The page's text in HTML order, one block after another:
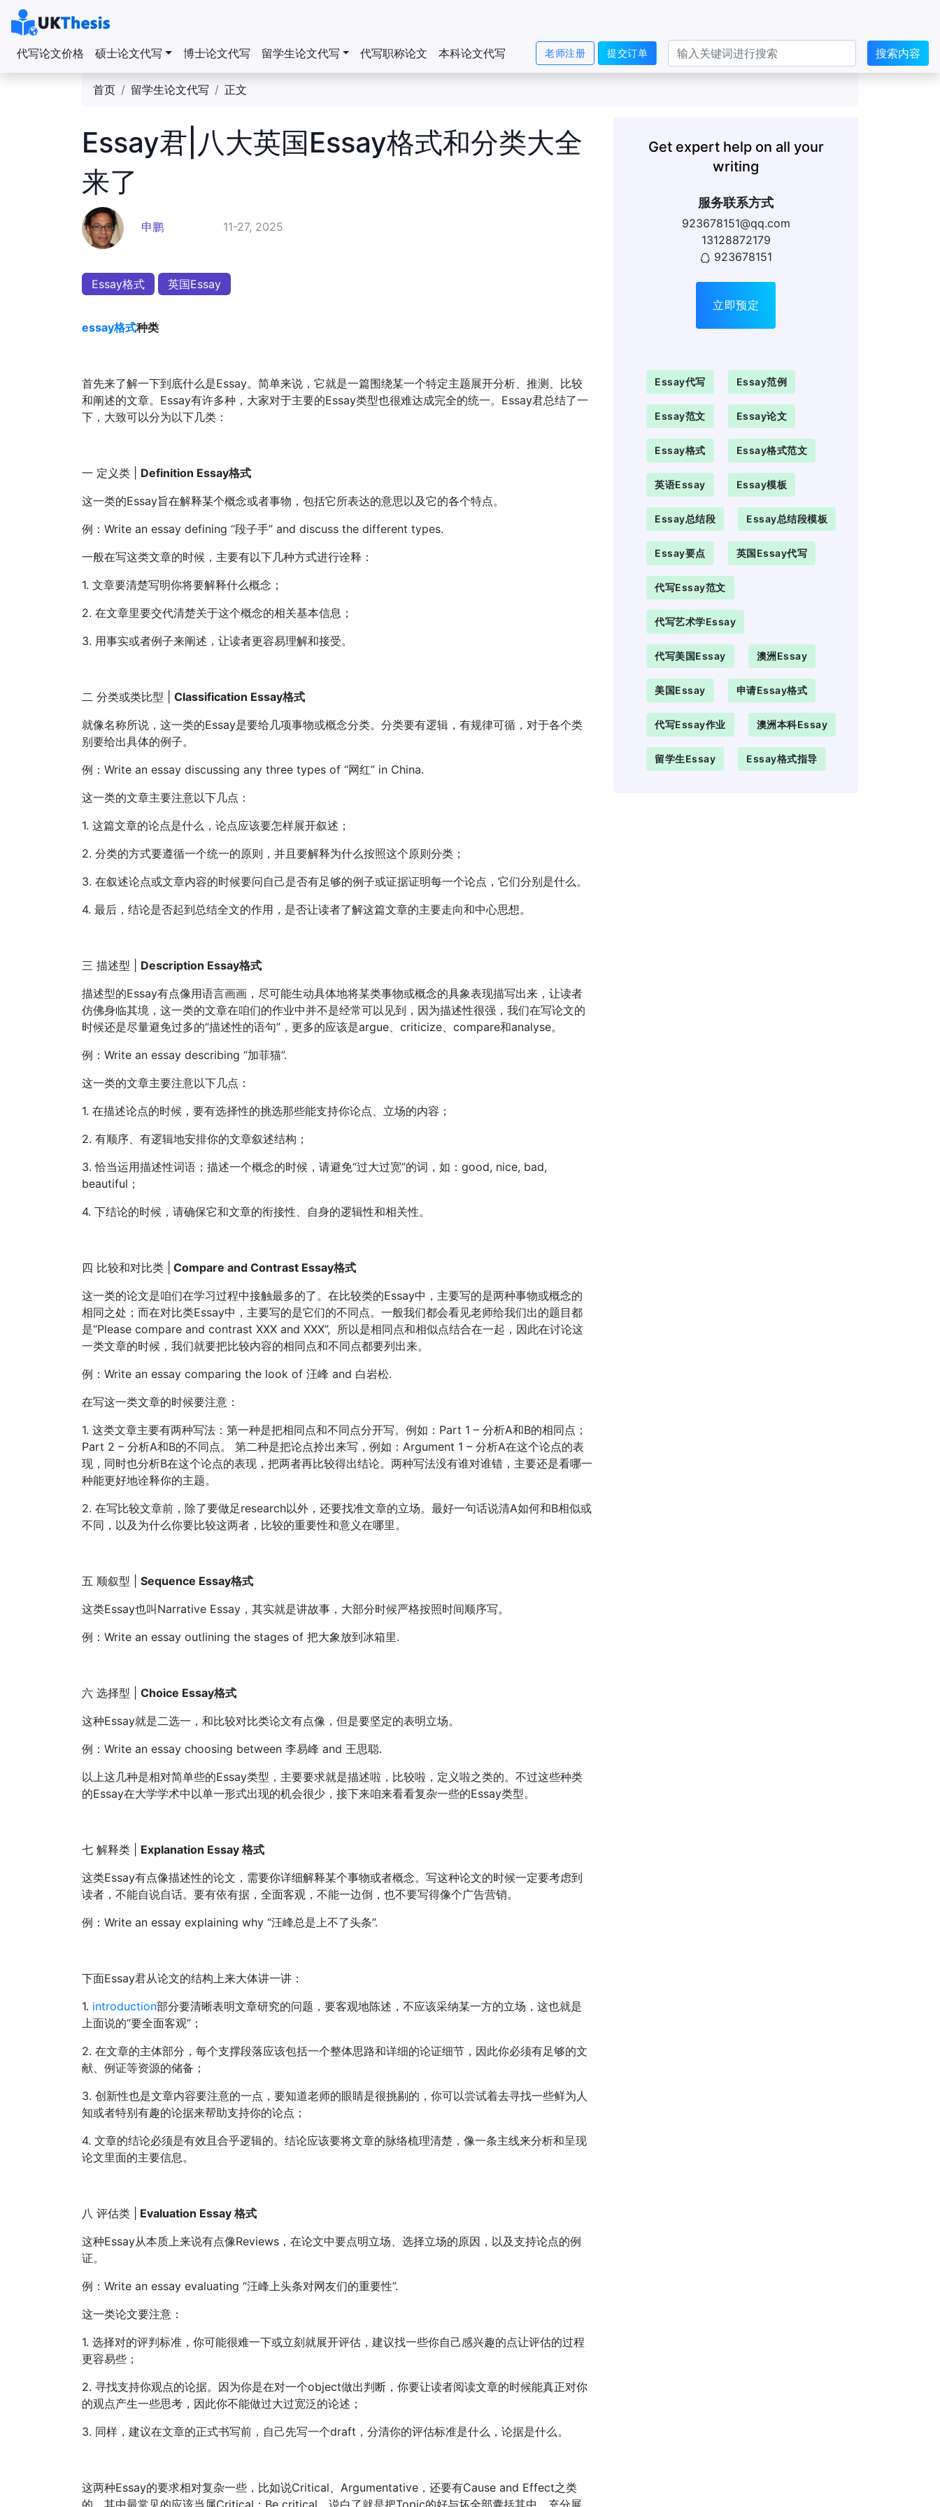
代写论文价格 硕士论文代写 博士论文代写 留学生论文代写 代写职称论文 本科论文代写 搜索内容
老师注册 提交订单
首页 留学生论文代写 正文
Essay君|八大英国Essay格式和分类大全
来了
申鹏 11-27, 2025
Essay格式 英国Essay
essay格式种类
首先来了解一下到底什么是Essay。简单来说，它就是一篇围绕某一个特定主题展开分析、推测、比较
和阐述的文章。Essay有许多种，大家对于主要的Essay类型也很难达成完全的统一。Essay君总结了一
下，大致可以分为以下几类：
一 定义类 | Definition Essay格式
这一类的Essay旨在解释某个概念或者事物，包括它所表达的意思以及它的各个特点。
例：Write an essay defining “段子手” and discuss the different types.
一般在写这类文章的时候，主要有以下几种方式进行诠释：
1. 文章要清楚写明你将要解释什么概念；
2. 在文章里要交代清楚关于这个概念的相关基本信息；
3. 用事实或者例子来阐述，让读者更容易理解和接受。
二 分类或类比型 | Classification Essay格式
就像名称所说，这一类的Essay是要给几项事物或概念分类。分类要有逻辑，有规律可循，对于各个类
别要给出具体的例子。
例：Write an essay discussing any three types of “网红” in China.
这一类的文章主要注意以下几点：
1. 这篇文章的论点是什么，论点应该要怎样展开叙述；
2. 分类的方式要遵循一个统一的原则，并且要解释为什么按照这个原则分类；
3. 在叙述论点或文章内容的时候要问自己是否有足够的例子或证据证明每一个论点，它们分别是什么。
4. 最后，结论是否起到总结全文的作用，是否让读者了解这篇文章的主要走向和中心思想。
三 描述型 | Description Essay格式
描述型的Essay有点像用语言画画，尽可能生动具体地将某类事物或概念的具象表现描写出来，让读者
仿佛身临其境，这一类的文章在咱们的作业中并不是经常可以见到，因为描述性很强，我们在写论文的
时候还是尽量避免过多的“描述性的语句”，更多的应该是argue、criticize、compare和analyse。
例：Write an essay describing “加菲猫”.
这一类的文章主要注意以下几点：
1. 在描述论点的时候，要有选择性的挑选那些能支持你论点、立场的内容；
2. 有顺序、有逻辑地安排你的文章叙述结构；
3. 恰当运用描述性词语；描述一个概念的时候，请避免“过大过宽”的词，如：good, nice, bad,
beautiful；
4. 下结论的时候，请确保它和文章的衔接性、自身的逻辑性和相关性。
四 比较和对比类 |
Compare and Contrast Essay格式
这一类的论文是咱们在学习过程中接触最多的了。在比较类的Essay中，主要写的是两种事物或概念的
相同之处；而在对比类Essay中，主要写的是它们的不同点。一般我们都会看见老师给我们出的题目都
是“Please compare and contrast XXX and XXX”, 所以是相同点和相似点结合在一起，因此在讨论这
一类文章的时候，我们就要把比较内容的相同点和不同点都要列出来。
例：Write an essay comparing the look of 汪峰 and 白岩松.
在写这一类文章的时候要注意：
1. 这类文章主要有两种写法：第一种是把相同点和不同点分开写。例如：Part 1 – 分析A和B的相同点；
Part 2 – 分析A和B的不同点。 第二种是把论点拎出来写，例如：Argument 1 – 分析A在这个论点的表
现，同时也分析B在这个论点的表现，把两者再比较得出结论。两种写法没有谁对谁错，主要还是看哪一
种能更好地诠释你的主题。
2. 在写比较文章前，除了要做足research以外，还要找准文章的立场。最好一句话说清A如何和B相似或
不同，以及为什么你要比较这两者，比较的重要性和意义在哪里。
五 顺叙型 | Sequence Essay格式
这类Essay也叫Narrative Essay，其实就是讲故事，大部分时候严格按照时间顺序写。
例：Write an essay outlining the stages of 把大象放到冰箱里.
六 选择型 | Choice Essay格式
这种Essay就是二选一，和比较对比类论文有点像，但是要坚定的表明立场。
例：Write an essay choosing between 李易峰 and 王思聪.
以上这几种是相对简单些的Essay类型，主要要求就是描述啦，比较啦，定义啦之类的。不过这些种类
的Essay在大学学术中以单一形式出现的机会很少，接下来咱来看看复杂一些的Essay类型。
七 解释类 | Explanation Essay 格式
这类Essay有点像描述性的论文，需要你详细解释某个事物或者概念。写这种论文的时候一定要考虑到
读者，不能自说自话。要有依有据，全面客观，不能一边倒，也不要写得像个广告营销。
例：Write an essay explaining why “汪峰总是上不了头条”.
下面Essay君从论文的结构上来大体讲一讲：
1. introduction部分要清晰表明文章研究的问题，要客观地陈述，不应该采纳某一方的立场，这也就是
上面说的“要全面客观”；
2. 在文章的主体部分，每个支撑段落应该包括一个整体思路和详细的论证细节，因此你必须有足够的文
献、例证等资源的储备；
3. 创新性也是文章内容要注意的一点，要知道老师的眼睛是很挑剔的，你可以尝试着去寻找一些鲜为人
知或者特别有趣的论据来帮助支持你的论点；
4. 文章的结论必须是有效且合乎逻辑的。结论应该要将文章的脉络梳理清楚，像一条主线来分析和呈现
论文里面的主要信息。
八 评估类 |
Evaluation Essay 格式
这种Essay从本质上来说有点像Reviews，在论文中要点明立场、选择立场的原因，以及支持论点的例
证。
例：Write an essay evaluating “汪峰上头条对网友们的重要性”.
这一类论文要注意：
1. 选择对的评判标准，你可能很难一下或立刻就展开评估，建议找一些你自己感兴趣的点让评估的过程
更容易些；
2. 寻找支持你观点的论据。因为你是在对一个object做出判断，你要让读者阅读文章的时候能真正对你
的观点产生一些思考，因此你不能做过大过宽泛的论述；
3. 同样，建议在文章的正式书写前，自己先写一个draft，分清你的评估标准是什么，论据是什么。
这两种Essay的要求相对复杂一些，比如说Critical、Argumentative，还要有Cause and Effect之类
的。其中最常见的应该当属Critical；Be critical，说白了就是把Topic的好与坏全部囊括其中，充分展
Get expert help on all your
writing
服务联系方式
923678151@qq.com
13128872179
923678151
立即预定
Essay代写 Essay范例
Essay范文 Essay论文
Essay格式 Essay格式范文
英语essay Essay模板
Essay总结段 Essay总结段模板
Essay要点 英国essay代写
代写essay范文
代写艺术学essay
代写美国essay 澳洲Essay
美国essay 申请essay格式
代写essay作业 澳洲本科essay
留学生essay Essay格式指导